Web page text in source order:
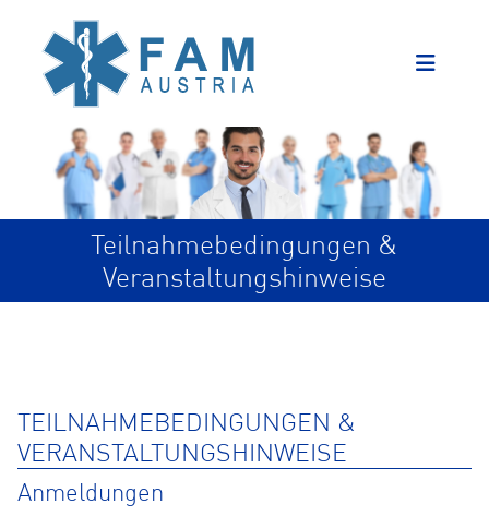
Teilnahmebedingungen &
Veranstaltungshinweise
TEILNAHMEBEDINGUNGEN &
VERANSTALTUNGSHINWEISE
Anmeldungen